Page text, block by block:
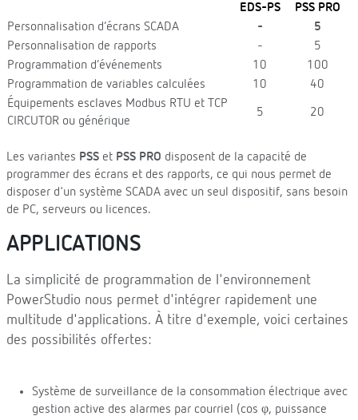
EDS-PS
PSS PRO
Personnalisation d’écrans SCADA
-
5
Personnalisation de rapports
-
5
Programmation d’événements
10
100
Programmation de variables calculées
10
40
Équipements esclaves Modbus RTU et TCP
CIRCUTOR ou générique
5 20
Les variantes PSS et PSS PRO disposent de la capacité de
programmer des écrans et des rapports, ce qui nous permet de
disposer d'un système SCADA avec un seul dispositif, sans besoin
de PC, serveurs ou licences.
APPLICATIONS
La simplicité de programmation de l'environnement
PowerStudio nous permet d'intégrer rapidement une
multitude d'applications. À titre d'exemple, voici certaines
des possibilités offertes:
Système de surveillance de la consommation électrique avec
gestion active des alarmes par courriel (cos φ, puissance